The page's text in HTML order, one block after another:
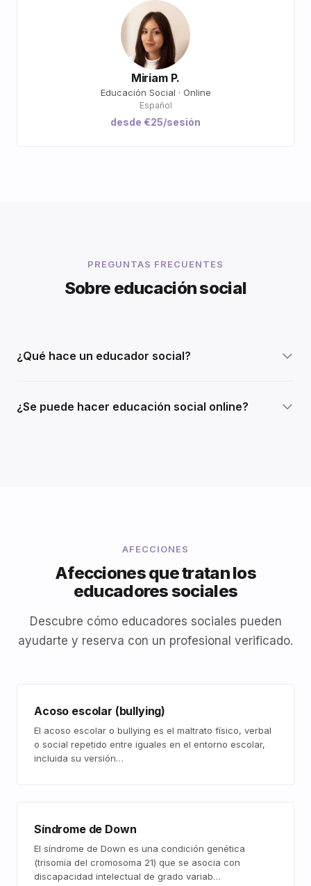
Miriam P.
Educación Social · Online
Español
desde €25/sesión
PREGUNTAS FRECUENTES
Sobre educación social
¿Qué hace un educador social?
¿Se puede hacer educación social online?
AFECCIONES
Afecciones que tratan los
educadores sociales
Descubre cómo educadores sociales pueden
ayudarte y reserva con un profesional verificado.
Acoso escolar (bullying)
El acoso escolar o bullying es el maltrato físico, verbal
o social repetido entre iguales en el entorno escolar,
incluida su versión…
Síndrome de Down
El síndrome de Down es una condición genética
(trisomía del cromosoma 21) que se asocia con
discapacidad intelectual de grado variab…